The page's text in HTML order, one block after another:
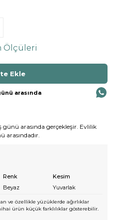
Ölçüleri
arasında
günü arasında gerçekleşir. Evlilik
arasındadır.
Renk
Kesim
Beyaz Yuvarlak
ve özellikle yüzüklerde ağırlıklar
ürün küçük farklılıklar gösterebilir.